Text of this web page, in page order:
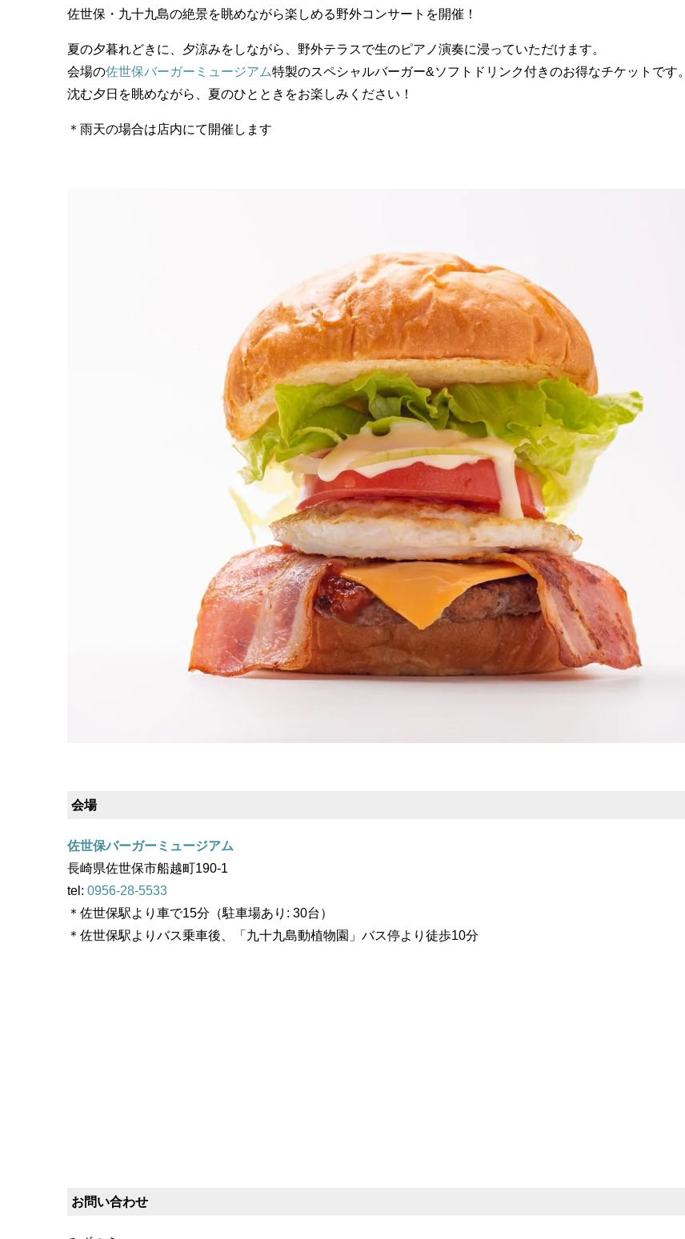
佐世保・九十九島の絶景を眺めながら楽しめる野外コンサートを開催！
夏の夕暮れどきに、夕涼みをしながら、野外テラスで生のピアノ演奏に浸っていただけます。
会場の佐世保バーガーミュージアム特製のスペシャルバーガー&ソフトドリンク付きのお得なチケットです。
沈む夕日を眺めながら、夏のひとときをお楽しみください！
＊雨天の場合は店内にて開催します
会場
佐世保バーガーミュージアム
長崎県佐世保市船越町190-1
tel: 0956-28-5533
＊佐世保駅より車で15分（駐車場あり: 30台）
＊佐世保駅よりバス乗車後、「九十九島動植物園」バス停より徒歩10分
お問い合わせ